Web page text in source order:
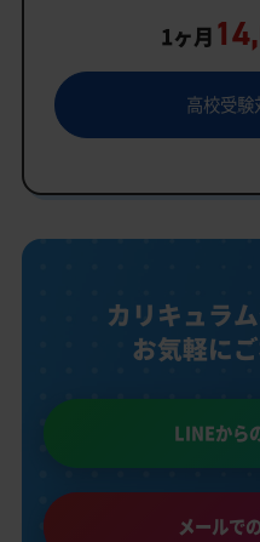
1ヶ月
高校受験
カリキュラ
お気軽に
LINEから
メールで